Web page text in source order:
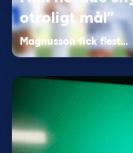
otroligt mål”
Magnusson fick flest…